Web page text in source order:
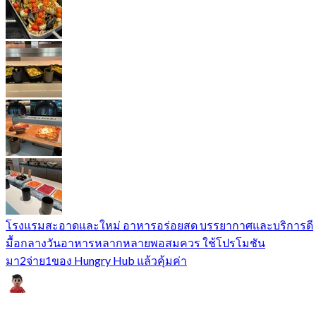
โรงแรมสะอาดและใหม่ อาหารอร่อยสด บรรยากาศและบริการดี
มื้อกลางวันอาหารหลากหลายพอสมควร ใช้โปรโมชัน
มา2จ่าย1ของ Hungry Hub แล้วคุ้มค่า